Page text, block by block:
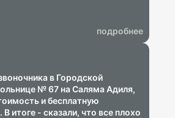
подробнее
в Городской
№ 67 на Саляма Адиля,
и бесплатную
итоге - сказали, что все плохо